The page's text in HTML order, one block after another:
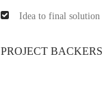
Idea to final solution
PROJECT BACKERS